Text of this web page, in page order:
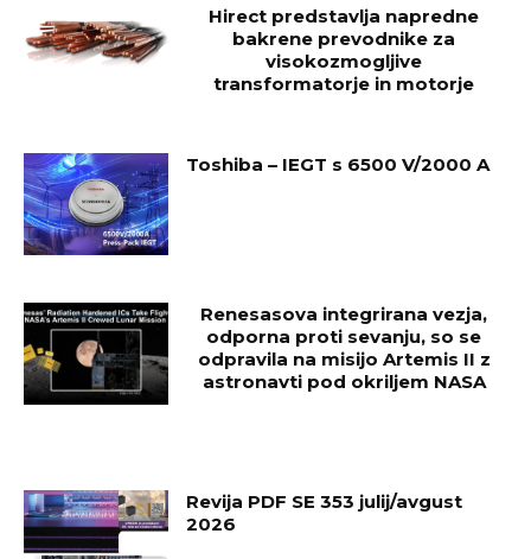
Hirect predstavlja napredne
bakrene prevodnike za
visokozmogljive
transformatorje in motorje
Toshiba – IEGT s 6500 V/2000 A
Renesasova integrirana vezja,
odporna proti sevanju, so se
odpravila na misijo Artemis II z
astronavti pod okriljem NASA
Revija PDF SE 353 julij/avgust
2026